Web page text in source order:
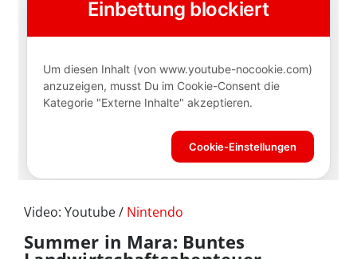
Video: Youtube / Nintendo
Summer in Mara: Buntes